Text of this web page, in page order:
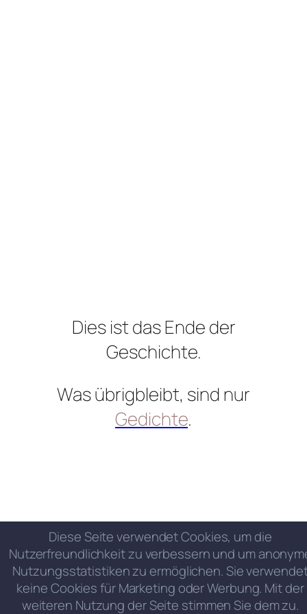
Dies ist das Ende der
Geschichte.
Was übrigbleibt, sind nur
Gedichte.
Diese Seite verwendet Cookies, um die
Nutzerfreundlichkeit zu verbessern und um
Nutzungsstatistiken zu ermöglichen. Sie
keine Cookies für Marketing oder Werbung. Mit der
weiteren Nutzung der Seite stimmen Sie dem zu.